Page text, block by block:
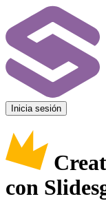
Inicia sesión
con